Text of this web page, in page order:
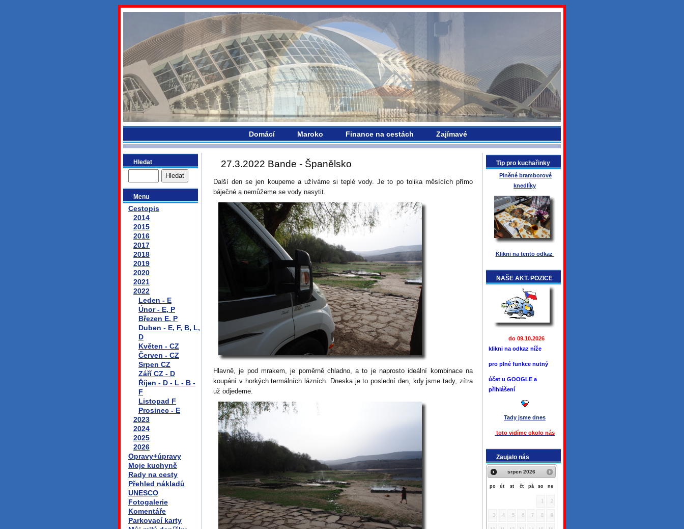
bydlikemevropou.com
Domácí Maroko Finance na cestách Zajímavé
Hledat
Menu
Cestopis
2014
2015
2016
2017
2018
2019
2020
2021
2022
Leden - E
Únor - E, P
Březen E, P
Duben - E, F, B, L,
D
Květen - CZ
Červen - CZ
Srpen CZ
Září CZ - D
Říjen - D - L - B -
F
Listopad F
Prosinec - E
2023
2024
2025
2026
Opravy+úpravy
Moje kuchyně
Rady na cesty
Přehled nákladů
UNESCO
Fotogalerie
Komentáře
Parkovací karty
Tip pro kuchařinky
Plněné bramborové
knedlíky
Klikni na tento odkaz
NAŠE AKT. POZICE
do 09.10.2026
klikni na odkaz níže
pro plné funkce nutný
účet u GOOGLE a
přihlášení
Tady jsme dnes
toto vidíme okolo nás
Zaujalo nás
srpen 2026
po út st čt pá so ne
1 2
3 4 5 6 7 8 9
27.3.2022 Bande - Španělsko
Další den se jen koupeme a užíváme si teplé vody. Je to po tolika měsících přímo
báječné a nemůžeme se vody nasytit.
Hlavně, je pod mrakem, je poměrně chladno, a to je naprosto ideální kombinace na
koupání v horkých termálních lázních. Dneska je to poslední den, kdy jsme tady, zítra
už odjedeme.